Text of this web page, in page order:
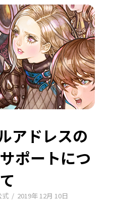
アドレスの
ポートにつ
式 / 2019年 12月 10日